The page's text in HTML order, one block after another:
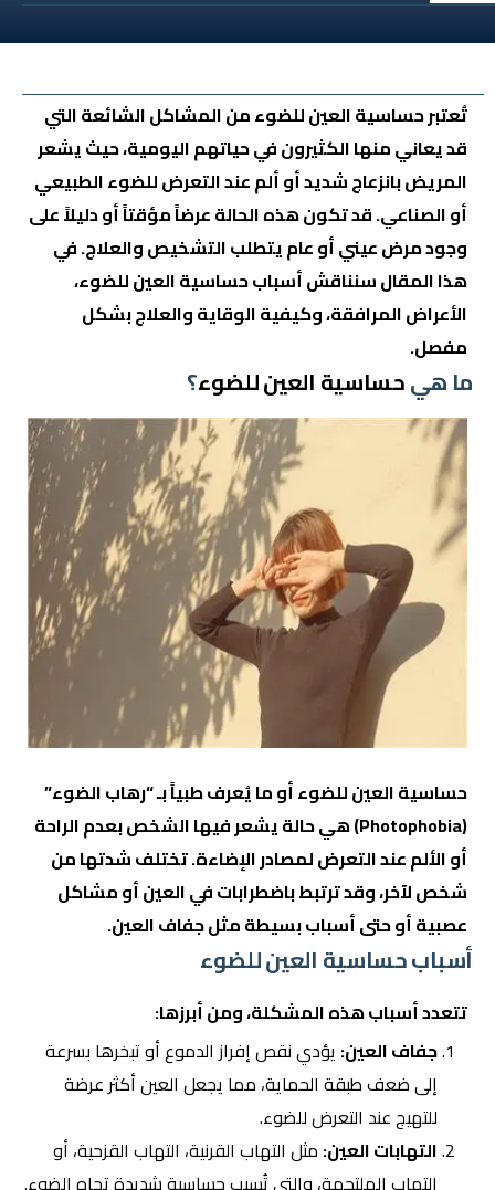
تُعتبر حساسية العين للضوء من المشاكل الشائعة التي
قد يعاني منها الكثيرون في حياتهم اليومية، حيث يشعر
المريض بانزعاج شديد أو ألم عند التعرض للضوء الطبيعي
أو الصناعي. قد تكون هذه الحالة عرضاً مؤقتاً أو دليلاً على
وجود مرض عيني أو عام يتطلب التشخيص والعلاج. في
هذا المقال سنناقش أسباب حساسية العين للضوء،
الأعراض المرافقة، وكيفية الوقاية والعلاج بشكل
مفصل.
ما هيحساسية العين للضوء؟
حساسية العين للضوء أو ما يُعرف طبياً بـ “رهاب الضوء”
(Photophobia) هي حالة يشعر فيها الشخص بعدم الراحة
أو الألم عند التعرض لمصادر الإضاءة. تختلف شدتها من
شخص لآخر، وقد ترتبط باضطرابات في العين أو مشاكل
عصبية أو حتى أسباب بسيطة مثل جفاف العين.
أسباب حساسية العين للضوء
تتعدد أسباب هذه المشكلة، ومن أبرزها:
جفاف العين: يؤدي نقص إفراز الدموع أو تبخرها بسرعة
إلى ضعف طبقة الحماية، مما يجعل العين أكثر عرضة
للتهيج عند التعرض للضوء.
التهابات العين: مثل التهاب القرنية، التهاب القزحية، أو